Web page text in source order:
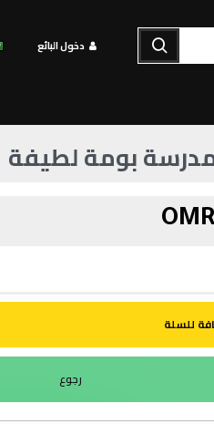
دخول البائع
بومة لطيفة
للسلة
رجوع